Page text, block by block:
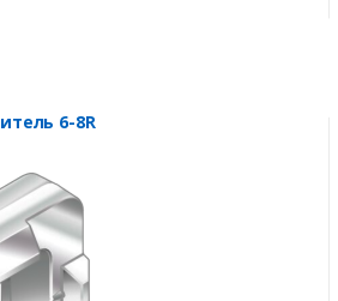
6-8R